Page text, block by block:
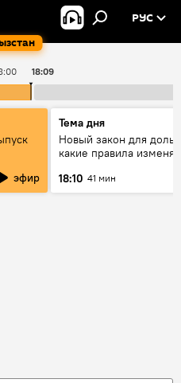
РУС
18:09
эфир
Тема дня
Новый закон для
какие правила
18:10 41 мин